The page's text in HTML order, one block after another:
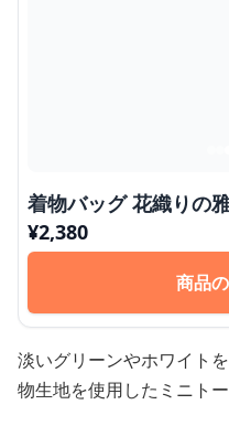
着物バッグ 花織りの
¥2,380
商品
淡いグリーンやホワイト
物生地を使用したミニトー